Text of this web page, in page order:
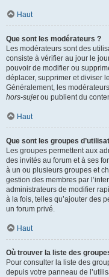
Haut
Que sont les modérateurs ?
Les modérateurs sont des
consiste à vérifier au jour le
pouvoir de modifier ou
déplacer, supprimer et diviser
Généralement, les
hors-sujetou publient du
Haut
Que sont les groupes
Les groupes permettent aux
des invités au forum et à ses
à un ou plusieurs groupes et
gestion des membres par
administrateurs de modifier
à la fois, telles qu’ajouter des
un forum privé.
Haut
Où trouver la liste des
Pour consulter la liste des
depuis votre panneau de